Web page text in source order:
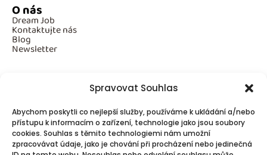
Spravovat Souhlas
Abychom poskytli co nejlepší služby, používáme k ukládání a/nebo
přístupu k informacím o zařízení, technologie jako jsou soubory
cookies. Souhlas s těmito technologiemi nám umožní
zpracovávat údaje, jako je chování při procházení nebo jedinečná
O nás
Dream Job
Kontaktujte nás
Blog
Newsletter
Povinné informace
GDPR
Cookies